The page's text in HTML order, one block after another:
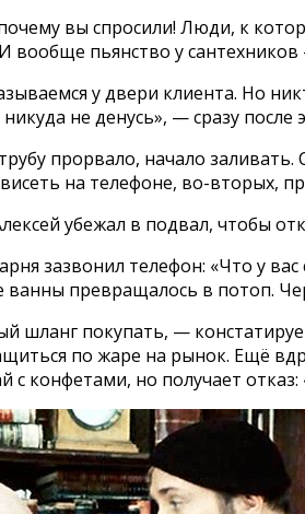
вы спросили! Люди, к
вообще пьянство у
у двери клиента. Но
никуда не денусь», — сразу
прорвало, начало
на телефоне, во-вторых,
убежал в подвал, чтобы
зазвонил телефон: «Что у
превращалось в потоп.
шланг покупать, —
по жаре на рынок. Ещё
с конфетами, но получает отказ: